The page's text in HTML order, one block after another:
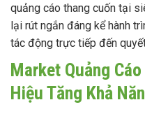
quảng cáo thang cuốn tại
lại rút ngắn đáng kể hành
tác động trực tiếp đến
Market Quảng
Hiệu Tăng Khả